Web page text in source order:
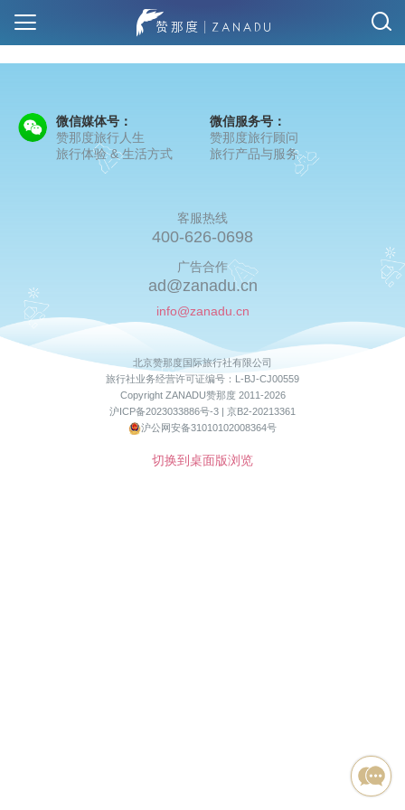
微信媒体号：
赞那度旅行人生
旅行体验 & 生活方式
微信服务号：
赞那度旅行顾问
旅行产品与服务
客服热线
400-626-0698
广告合作
ad@zanadu.cn
info@zanadu.cn
北京赞那度国际旅行社有限公司
旅行社业务经营许可证编号：L-BJ-CJ00559
Copyright ZANADU赞那度 2011-2026
沪ICP备2023033886号-3 | 京B2-20213361
沪公网安备31010102008364号
切换到桌面版浏览